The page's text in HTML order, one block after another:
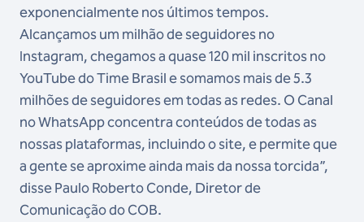
exponencialmente nos últimos tempos.
Alcançamos um milhão de seguidores no
Instagram, chegamos a quase 120 mil inscritos no
YouTube do Time Brasil e somamos mais de 5.3
milhões de seguidores em todas as redes. O Canal
no WhatsApp concentra conteúdos de todas as
nossas plataformas, incluindo o site, e permite que
a gente se aproxime ainda mais da nossa torcida”,
disse Paulo Roberto Conde, Diretor de
Comunicação do COB.